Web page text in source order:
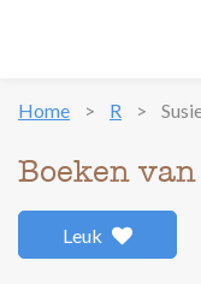
Home R
Boeken
Leuk